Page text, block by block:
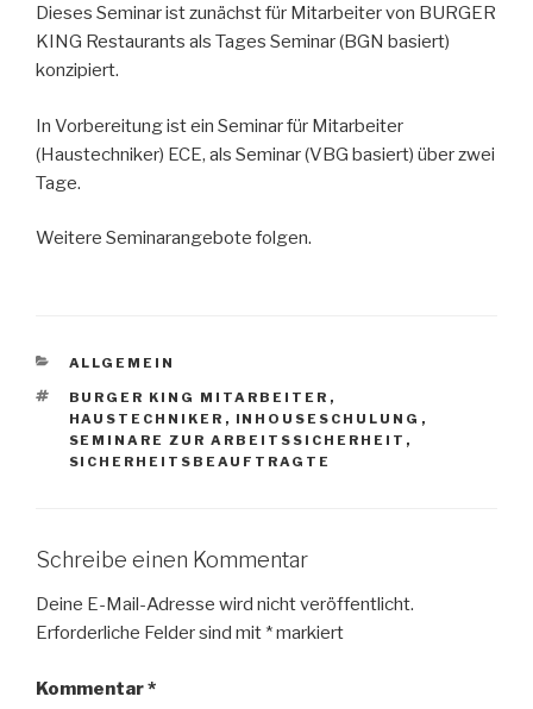
Dieses Seminar ist zunächst für Mitarbeiter von BURGER
KING Restaurants als Tages Seminar (BGN basiert)
konzipiert.
In Vorbereitung ist ein Seminar für Mitarbeiter
(Haustechniker) ECE, als Seminar (VBG basiert) über zwei
Tage.
Weitere Seminarangebote folgen.
KATEGORIEN
ALLGEMEIN
SCHLAGWÖRTER
BURGER KING MITARBEITER ,
HAUSTECHNIKER , INHOUSESCHULUNG ,
SEMINARE ZUR ARBEITSSICHERHEIT ,
SICHERHEITSBEAUFTRAGTE
Schreibe einen Kommentar
Deine E-Mail-Adresse wird nicht veröffentlicht.
Erforderliche Felder sind mit *markiert
Kommentar*